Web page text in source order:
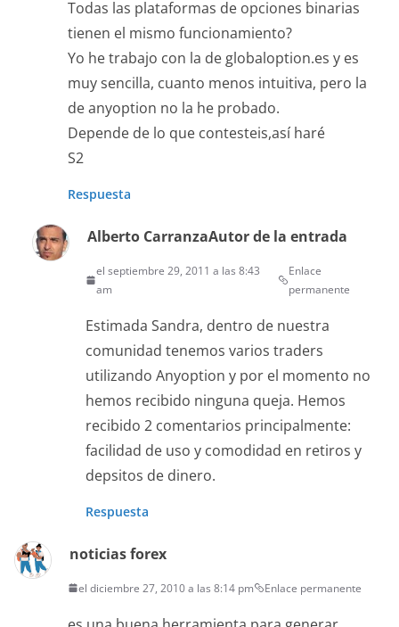
Todas las plataformas de opciones binarias
tienen el mismo funcionamiento?
Yo he trabajo con la de globaloption.es y es
muy sencilla, cuanto menos intuitiva, pero la
de anyoption no la he probado.
Depende de lo que contesteis,así haré
S2
Respuesta
Alberto CarranzaAutor de la entrada
el septiembre 29, 2011 a las 8:43
am
Enlace
permanente
Estimada Sandra, dentro de nuestra
comunidad tenemos varios traders
utilizando Anyoption y por el momento no
hemos recibido ninguna queja. Hemos
recibido 2 comentarios principalmente:
facilidad de uso y comodidad en retiros y
depsitos de dinero.
Respuesta
noticias forex
el diciembre 27, 2010 a las 8:14 pm Enlace permanente